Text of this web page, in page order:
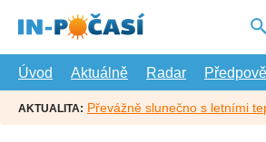
hlavní
Úvod
Aktuálně Radar
AKTUALITA: Převážně slunečno s letními